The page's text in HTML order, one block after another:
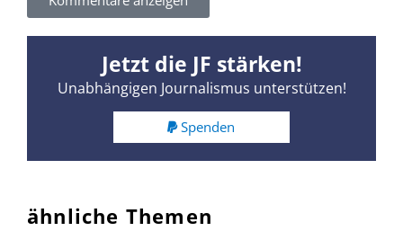
Jetzt die JF stärken!
Unabhängigen Journalismus unterstützen!
Spenden
ähnliche Themen